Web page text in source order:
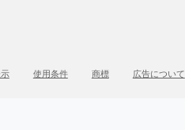
使用条件 商標 広告について